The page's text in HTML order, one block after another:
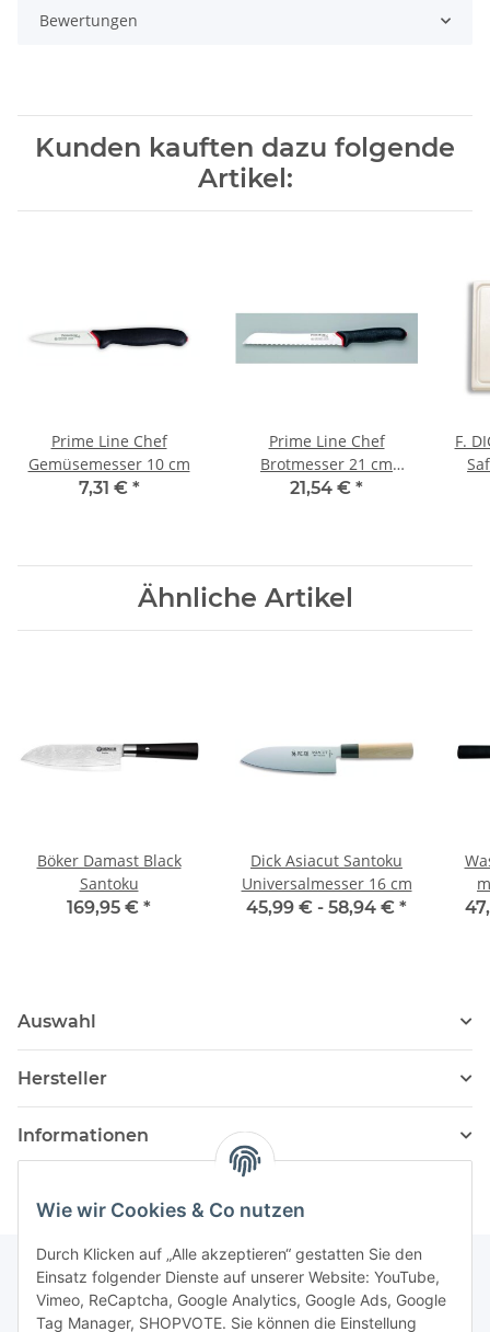
Wie wir Cookies & Co nutzen
Durch Klicken auf „Alle akzeptieren“ gestatten Sie den
Einsatz folgender Dienste auf unserer Website: YouTube,
Vimeo, ReCaptcha, Google Analytics, Google Ads, Google
Tag Manager, SHOPVOTE. Sie können die Einstellung
Bewertungen
Kunden kauften dazu folgende
Artikel:
Prime Line Chef
Gemüsemesser 10 cm
7,31 € *
Prime Line Chef
Brotmesser 21 cm
Wellenschliff
21,54 € *
F.
Ähnliche Artikel
Böker Damast Black
Santoku
169,95 € *
Dick Asiacut Santoku
Universalmesser 16 cm
45,99 € - 58,94 € *
Auswahl
Hersteller
Informationen
Newsletter Abonnieren